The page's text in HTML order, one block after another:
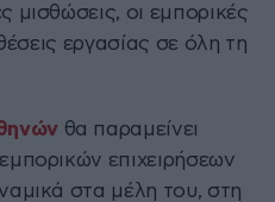
μισθώσεις, οι εμπορικές
εργασίας σε όλη τη
θα παραμείνει
επιχειρήσεων
στα μέλη του, στη